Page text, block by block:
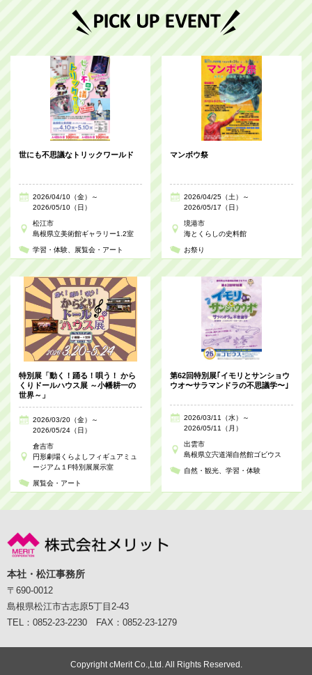
世にも不思議なトリックワールド
2026/04/10（金）～
2026/05/10（日）
松江市
島根県立美術館ギャラリー1.2室
学習・体験 展覧会・アート
マンボウ祭
2026/04/25（土）～
2026/05/17（日）
境港市
海とくらしの史料館
お祭り
特別展「動く！踊る！唄う！ から
くりドールハウス展 ～小幡耕一の
世界～」
2026/03/20（金）～
2026/05/24（日）
倉吉市
円形劇場くらよしフィギュアミュ
ージアム１F特別展展示室
展覧会・アート
第62回特別展｢イモリとサンショウ
ウオ〜サラマンドラの不思議学〜｣
2026/03/11（水）～
2026/05/11（月）
出雲市
島根県立宍道湖自然館ゴビウス
自然・観光 学習・体験
本社・松江事務所
〒690-0012
島根県松江市古志原5丁目2-43
TEL：0852-23-2230 FAX：0852-23-1279
Copyright cMerit Co.,Ltd. All Rights Reserved.